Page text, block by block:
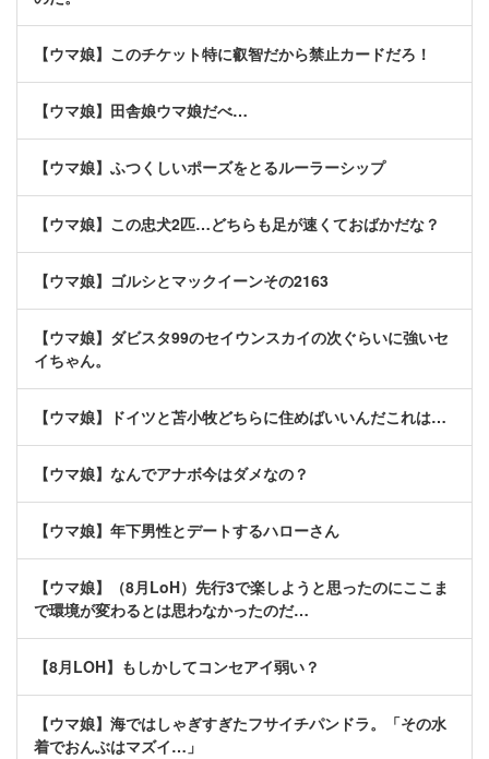
【ウマ娘】このチケット特に叡智だから禁止カードだろ！
【ウマ娘】田舎娘ウマ娘だべ…
【ウマ娘】ふつくしいポーズをとるルーラーシップ
【ウマ娘】この忠犬2匹…どちらも足が速くておばかだな？
【ウマ娘】ゴルシとマックイーンその2163
【ウマ娘】ダビスタ99のセイウンスカイの次ぐらいに強いセ
イちゃん。
【ウマ娘】ドイツと苫小牧どちらに住めばいいんだこれは…
【ウマ娘】なんでアナボ今はダメなの？
【ウマ娘】年下男性とデートするハローさん
【ウマ娘】（8月LoH）先行3で楽しようと思ったのにここま
で環境が変わるとは思わなかったのだ…
【8月LOH】もしかしてコンセアイ弱い？
【ウマ娘】海ではしゃぎすぎたフサイチパンドラ。「その水
着でおんぶはマズイ…」